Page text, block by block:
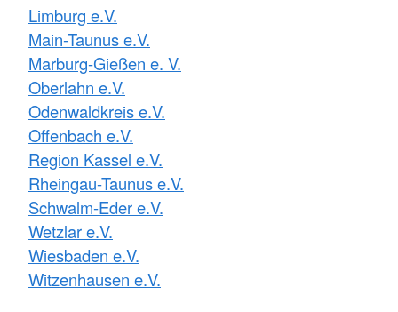
Limburg e.V.
Main-Taunus e.V.
Marburg-Gießen e. V.
Oberlahn e.V.
Odenwaldkreis e.V.
Offenbach e.V.
Region Kassel e.V.
Rheingau-Taunus e.V.
Schwalm-Eder e.V.
Wetzlar e.V.
Wiesbaden e.V.
Witzenhausen e.V.